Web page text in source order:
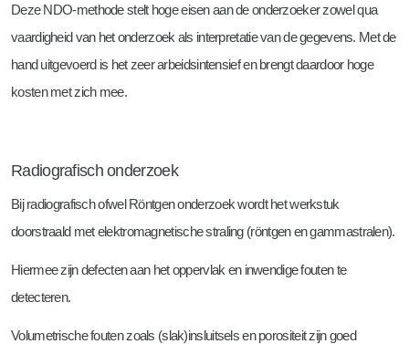
Deze NDO-methode stelt hoge eisen aan de onderzoeker zowel qua
vaardigheid van het onderzoek als interpretatie van de gegevens. Met de
hand uitgevoerd is het zeer arbeidsintensief en brengt daardoor hoge
kosten met zich mee.
Radiografisch onderzoek
Bij radiografisch ofwel Röntgen onderzoek wordt het werkstuk
doorstraald met elektromagnetische straling (röntgen en gammastralen).
Hiermee zijn defecten aan het oppervlak en inwendige fouten te
detecteren.
Volumetrische fouten zoals (slak)insluitsels en porositeit zijn goed